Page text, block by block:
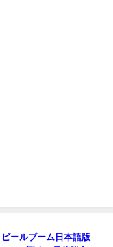
ールブーム日本語版